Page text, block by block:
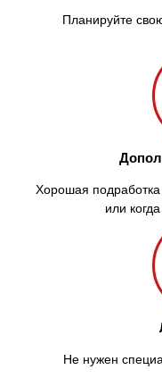
Планируйте
Хорошая
или
Не нужен